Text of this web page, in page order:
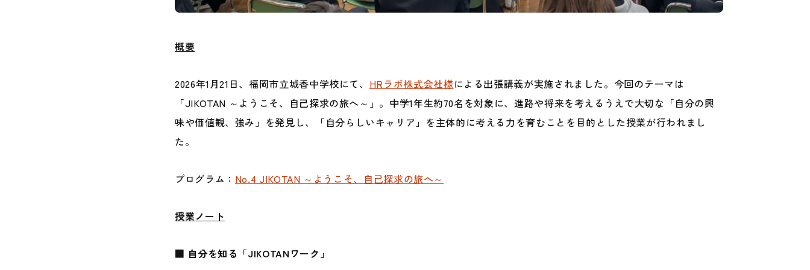
概要
2026年1月21日、福岡市立城香中学校にて、 HRラボ株式会社様による出張講義が実施されました。今回のテーマは
「JIKOTAN ～ようこそ、自己探求の旅へ～」。中学1年生約70名を対象に、進路や将来を考えるうえで大切な「自分の興
味や価値観、強み」を発見し、「自分らしいキャリア」を主体的に考える力を育むことを目的とした授業が行われまし
た。
プログラム： No.4 JIKOTAN ～ようこそ、自己探求の旅へ～
授業ノート
■ 自分を知る「JIKOTANワーク」